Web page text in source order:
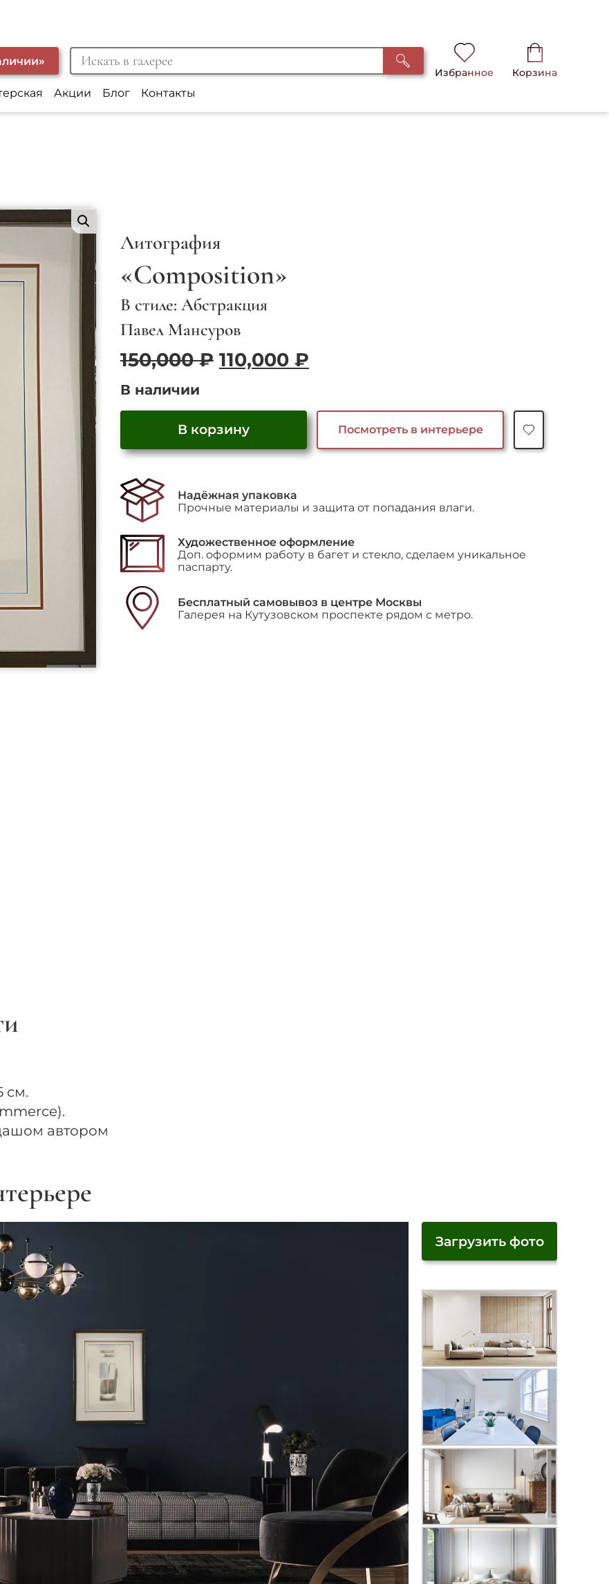
Избранное Корзина
Акции Блог Контакты
Литография
«Composition»
В стиле: Абстракция
Павел Мансуров
150,000₽ Первоначальная
150,000 ₽.
110,000 ₽Текущая
В наличии
Количество
"Composition"
В корзину Посмотреть в интерьере
Надёжная упаковка
Прочные материалы и защита от попадания влаги.
Художественное оформление
Доп. оформим работу в багет и стекло, сделаем уникальное
паспарту.
Бесплатный самовывоз в центре Москвы
Галерея на Кутузовском проспекте рядом с метро.
см.
автором
Загрузить фото